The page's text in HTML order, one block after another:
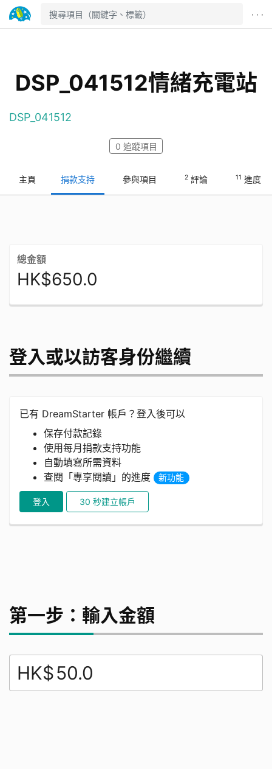
· · ·
DSP_041512情緒充電站
DSP_041512
0 追蹤項目
主頁 捐款支持 參與項目 2 評論 11 進度
總金額
HK$650.0
登入或以訪客身份繼續
已有 DreamStarter 帳戶？登入後可以
保存付款記錄
使用每月捐款支持功能
自動填寫所需資料
查閱「專享閱讀」的進度
新功能
登入 30 秒建立帳戶
第一步：輸入金額
HK$